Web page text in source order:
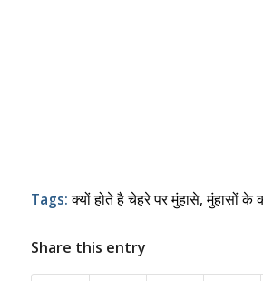
Tags: क्यों होते है चेहरे पर मुंहासे,मुंहासों के
Share this entry